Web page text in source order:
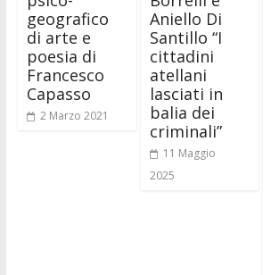
geografico
di arte e
poesia di
Francesco
Capasso
2 Marzo 2021
Aniello Di
Santillo “I
cittadini
atellani
lasciati in
balia dei
criminali”
11 Maggio
2025